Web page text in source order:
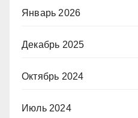
Январь 2026
Декабрь 2025
Октябрь 2024
Июль 2024